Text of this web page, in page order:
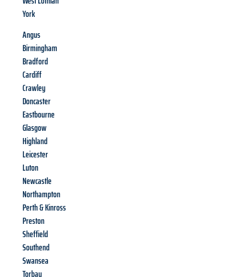
York
Angus
Birmingham
Bradford
Cardiff
Crawley
Doncaster
Eastbourne
Glasgow
Highland
Leicester
Luton
Newcastle
Northampton
Perth & Kinross
Preston
Sheffield
Southend
Swansea
Torbay